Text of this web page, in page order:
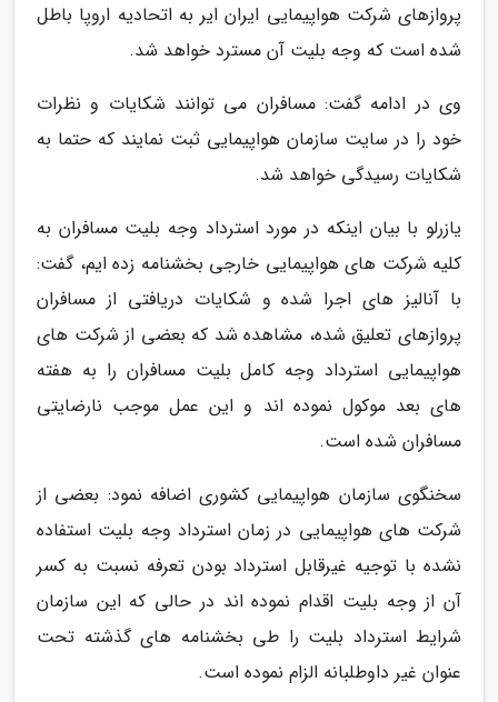
پروازهای شرکت هواپیمایی ایران ایر به اتحادیه اروپا باطل
شده است که وجه بلیت آن مسترد خواهد شد.
وی در ادامه گفت: مسافران می توانند شکایات و نظرات
خود را در سایت سازمان هواپیمایی ثبت نمایند که حتما به
شکایات رسیدگی خواهد شد.
یازرلو با بیان اینکه در مورد استرداد وجه بلیت مسافران به
کلیه شرکت های هواپیمایی خارجی بخشنامه زده ایم، گفت:
با آنالیز های اجرا شده و شکایات دریافتی از مسافران
پروازهای تعلیق شده، مشاهده شد که بعضی از شرکت های
هواپیمایی استرداد وجه کامل بلیت مسافران را به هفته
های بعد موکول نموده اند و این عمل موجب نارضایتی
مسافران شده است.
سخنگوی سازمان هواپیمایی کشوری اضافه نمود: بعضی از
شرکت های هواپیمایی در زمان استرداد وجه بلیت استفاده
نشده با توجیه غیرقابل استرداد بودن تعرفه نسبت به کسر
آن از وجه بلیت اقدام نموده اند در حالی که این سازمان
شرایط استرداد بلیت را طی بخشنامه های گذشته تحت
عنوان غیر داوطلبانه الزام نموده است.